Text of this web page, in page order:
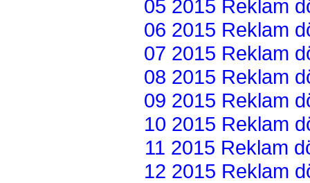
05 2015 Reklam
06 2015 Reklam
07 2015 Reklam
08 2015 Reklam
09 2015 Reklam
10 2015 Reklam
11 2015 Reklam
12 2015 Reklam